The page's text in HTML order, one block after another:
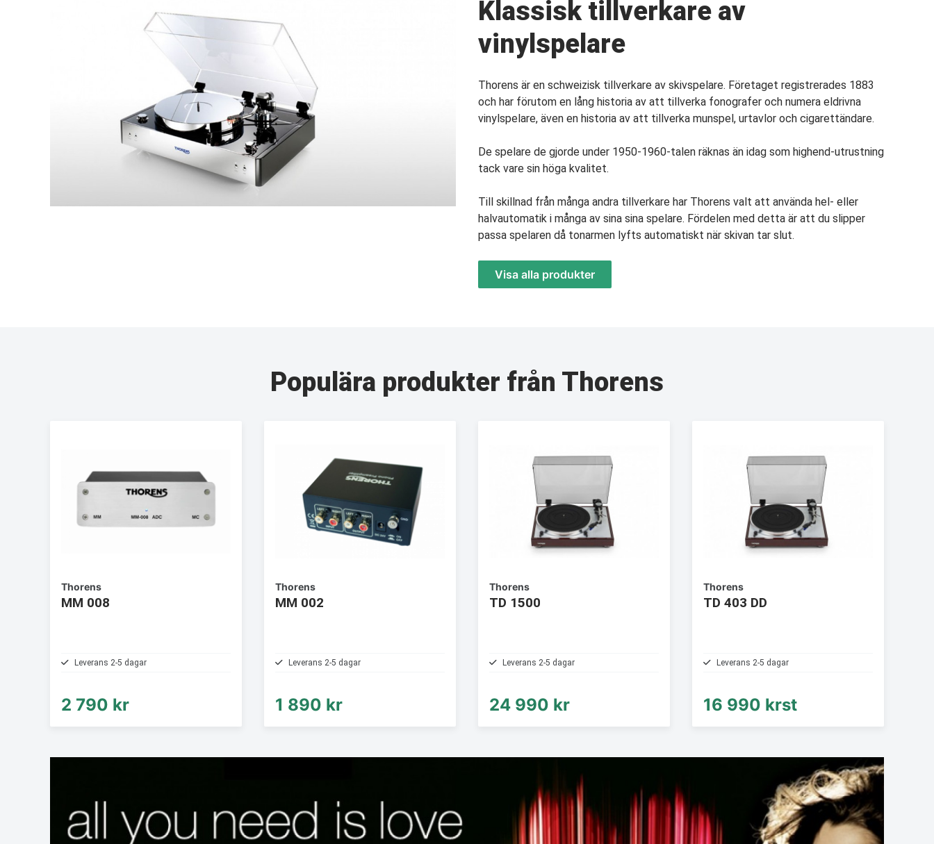
Klassisk tillverkare av
vinylspelare
Thorens är en schweizisk tillverkare av skivspelare. Företaget registrerades 1883
och har förutom en lång historia av att tillverka fonografer och numera eldrivna
vinylspelare, även en historia av att tillverka munspel, urtavlor och cigarettändare.
De spelare de gjorde under 1950-1960-talen räknas än idag som highend-utrustning
tack vare sin höga kvalitet.
Till skillnad från många andra tillverkare har Thorens valt att använda hel- eller
halvautomatik i många av sina sina spelare. Fördelen med detta är att du slipper
passa spelaren då tonarmen lyfts automatiskt när skivan tar slut.
Visa alla produkter
Populära produkter från Thorens
Thorens
MM 008
Leverans 2-5 dagar
2 790 kr
Thorens
MM 002
Leverans 2-5 dagar
1 890 kr
Thorens
TD 1500
Leverans 2-5 dagar
24 990 kr
Thorens
TD 403 DD
Leverans 2-5 dagar
16 990 krst